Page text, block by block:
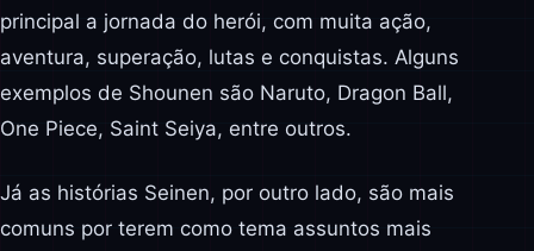
principal a jornada do herói, com muita ação,
aventura, superação, lutas e conquistas. Alguns
exemplos de Shounen são Naruto, Dragon Ball,
One Piece, Saint Seiya, entre outros.
Já as histórias Seinen, por outro lado, são mais
comuns por terem como tema assuntos mais